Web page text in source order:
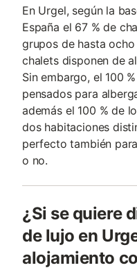
En Urgel, según la
España el 67 % de
grupos de hasta
chalets disponen de
Sin embargo, el 100
pensados para
además el 100 % de
dos habitaciones
perfecto también
o no.
¿Si se quiere
de lujo en
alojamiento